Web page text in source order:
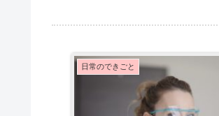
日常のできごと